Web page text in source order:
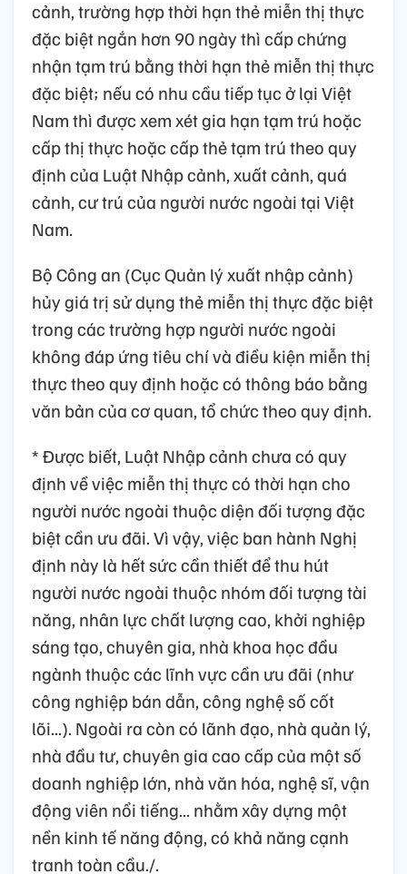
cảnh, trường hợp thời hạn thẻ miễn thị thực
đặc biệt ngắn hơn 90 ngày thì cấp chứng
nhận tạm trú bằng thời hạn thẻ miễn thị thực
đặc biệt; nếu có nhu cầu tiếp tục ở lại Việt
Nam thì được xem xét gia hạn tạm trú hoặc
cấp thị thực hoặc cấp thẻ tạm trú theo quy
định của Luật Nhập cảnh, xuất cảnh, quá
cảnh, cư trú của người nước ngoài tại Việt
Nam.
Bộ Công an (Cục Quản lý xuất nhập cảnh)
hủy giá trị sử dụng thẻ miễn thị thực đặc biệt
trong các trường hợp người nước ngoài
không đáp ứng tiêu chí và điều kiện miễn thị
thực theo quy định hoặc có thông báo bằng
văn bản của cơ quan, tổ chức theo quy định.
* Được biết, Luật Nhập cảnh chưa có quy
định về việc miễn thị thực có thời hạn cho
người nước ngoài thuộc diện đối tượng đặc
biệt cần ưu đãi. Vì vậy, việc ban hành Nghị
định này là hết sức cần thiết để thu hút
người nước ngoài thuộc nhóm đối tượng tài
năng, nhân lực chất lượng cao, khởi nghiệp
sáng tạo, chuyên gia, nhà khoa học đầu
ngành thuộc các lĩnh vực cần ưu đãi (như
công nghiệp bán dẫn, công nghệ số cốt
lõi...). Ngoài ra còn có lãnh đạo, nhà quản lý,
nhà đầu tư, chuyên gia cao cấp của một số
doanh nghiệp lớn, nhà văn hóa, nghệ sĩ, vận
động viên nổi tiếng... nhằm xây dựng một
nền kinh tế năng động, có khả năng cạnh
tranh toàn cầu./.